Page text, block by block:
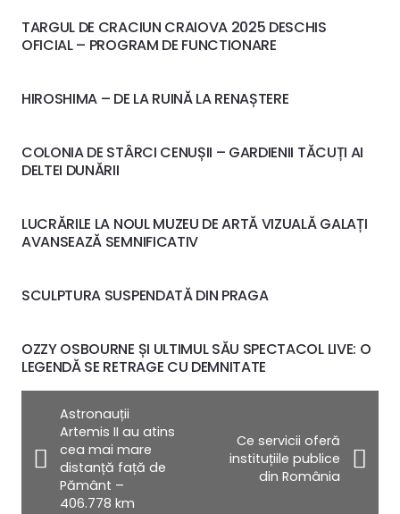
TARGUL DE CRACIUN CRAIOVA 2025 DESCHIS
OFICIAL – PROGRAM DE FUNCTIONARE
HIROSHIMA – DE LA RUINĂ LA RENAȘTERE
COLONIA DE STÂRCI CENUȘII – GARDIENII TĂCUȚI AI
DELTEI DUNĂRII
LUCRĂRILE LA NOUL MUZEU DE ARTĂ VIZUALĂ GALAȚI
AVANSEAZĂ SEMNIFICATIV
SCULPTURA SUSPENDATĂ DIN PRAGA
OZZY OSBOURNE ȘI ULTIMUL SĂU SPECTACOL LIVE: O
LEGENDĂ SE RETRAGE CU DEMNITATE
Astronauții
Artemis II au atins
cea mai mare
distanță față de
Pământ –
406.778 km
Ce servicii oferă
instituțiile publice
din România